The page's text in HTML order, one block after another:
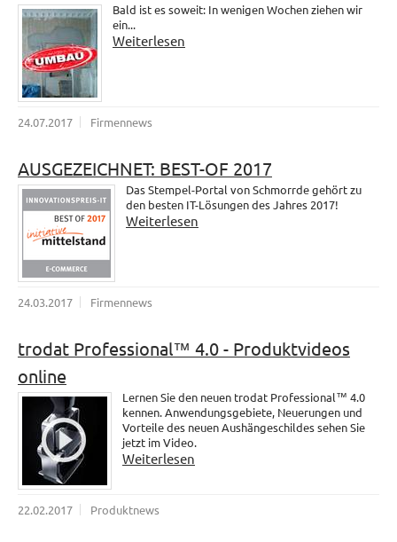
Bald ist es soweit: In wenigen Wochen ziehen wir
ein...
Weiterlesen
24.07.2017 Firmennews
AUSGEZEICHNET: BEST-OF 2017
Das Stempel-Portal von Schmorrde gehört zu
den besten IT-Lösungen des Jahres 2017!
Weiterlesen
24.03.2017 Firmennews
trodat Professional™ 4.0 - Produktvideos
online
Lernen Sie den neuen trodat Professional™ 4.0
kennen. Anwendungsgebiete, Neuerungen und
Vorteile des neuen Aushängeschildes sehen Sie
jetzt im Video.
Weiterlesen
22.02.2017 Produktnews